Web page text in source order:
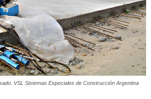
VSL Sistemas Especiales de Construcción Argentina